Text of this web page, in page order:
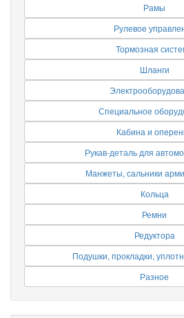
Рамы
Рулевое
Тормозная
Шланги
Специальное
Кабина и
Рукав-деталь для
Манжеты, сальники
Кольца
Ремни
Редуктора
Подушки, прокладки,
Разное